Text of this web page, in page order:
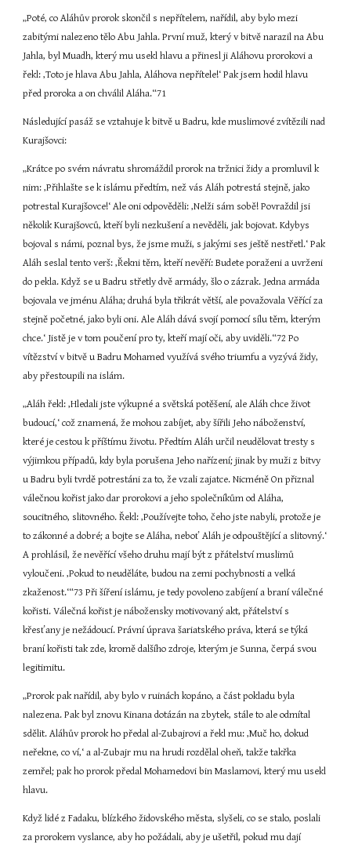
„Poté, co Aláhův prorok skončil s nepřítelem, nařídil, aby bylo mezi
zabitými nalezeno tělo Abu Jahla. První muž, který v bitvě narazil na Abu
Jahla, byl Muadh, který mu usekl hlavu a přinesl ji Aláhovu prorokovi a
řekl: ‚Toto je hlava Abu Jahla, Aláhova nepřítele!‘ Pak jsem hodil hlavu
před proroka a on chválil Aláha.“71
Následující pasáž se vztahuje k bitvě u Badru, kde muslimové zvítězili nad
Kurajšovci:
„Krátce po svém návratu shromáždil prorok na tržnici židy a promluvil k
nim: ‚Přihlašte se k islámu předtím, než vás Aláh potrestá stejně, jako
potrestal Kurajšovce!‘ Ale oni odpověděli: ‚Nelži sám sobě! Povraždil jsi
několik Kurajšovců, kteří byli nezkušení a nevěděli, jak bojovat. Kdybys
bojoval s námi, poznal bys, že jsme muži, s jakými ses ještě nestřetl.‘ Pak
Aláh seslal tento verš: ‚Řekni těm, kteří nevěří: Budete poraženi a uvrženi
do pekla. Když se u Badru střetly dvě armády, šlo o zázrak. Jedna armáda
bojovala ve jménu Aláha; druhá byla třikrát větší, ale považovala Věřící za
stejně početné, jako byli oni. Ale Aláh dává svojí pomocí sílu těm, kterým
chce.‘ Jistě je v tom poučení pro ty, kteří mají oči, aby uviděli.“72 Po
vítězství v bitvě u Badru Mohamed využívá svého triumfu a vyzývá židy,
aby přestoupili na islám.
„Aláh řekl: ‚Hledali jste výkupné a světská potěšení, ale Aláh chce život
budoucí,‘ což znamená, že mohou zabíjet, aby šířili Jeho náboženství,
které je cestou k příštímu životu. Předtím Aláh určil neudělovat tresty s
výjimkou případů, kdy byla porušena Jeho nařízení; jinak by muži z bitvy
u Badru byli tvrdě potrestáni za to, že vzali zajatce. Nicméně On přiznal
válečnou kořist jako dar prorokovi a jeho společníkům od Aláha,
soucitného, slitovného. Řekl: ‚Používejte toho, čeho jste nabyli, protože je
to zákonné a dobré; a bojte se Aláha, neboť Aláh je odpouštějící a slitovný.‘
A prohlásil, že nevěřící všeho druhu mají být z přátelství muslimů
vyloučeni. ‚Pokud to neuděláte, budou na zemi pochybnosti a velká
zkaženost.‘“73 Při šíření islámu, je tedy povoleno zabíjení a braní válečné
kořisti. Válečná kořist je nábožensky motivovaný akt, přátelství s
křesťany je nežádoucí. Právní úprava šariatského práva, která se týká
braní kořisti tak zde, kromě dalšího zdroje, kterým je Sunna, čerpá svou
legitimitu.
„Prorok pak nařídil, aby bylo v ruinách kopáno, a část pokladu byla
nalezena. Pak byl znovu Kinana dotázán na zbytek, stále to ale odmítal
sdělit. Aláhův prorok ho předal al-Zubajrovi a řekl mu: ‚Muč ho, dokud
neřekne, co ví,‘ a al-Zubajr mu na hrudi rozdělal oheň, takže takřka
zemřel; pak ho prorok předal Mohamedovi bin Maslamovi, který mu usekl
hlavu.
Když lidé z Fadaku, blízkého židovského města, slyšeli, co se stalo, poslali
za prorokem vyslance, aby ho požádali, aby je ušetřil, pokud mu dají